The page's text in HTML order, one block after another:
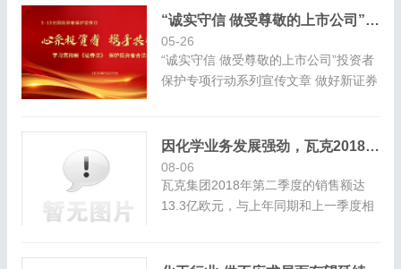
“诚实守信 做受尊敬的上市公司”投资者保护专项行动系列宣传文章
05-26
“诚实守信 做受尊敬的上市公司”投资者
保护专项行动系列宣传文章 做好新证券
高 靓 &n...
因化学业务发展强劲，瓦克2018年第二季度的销售额和利润均实现增长
08-06
瓦克集团2018年第二季度的销售额达
13.3亿欧元，与上年同期和上一季度相